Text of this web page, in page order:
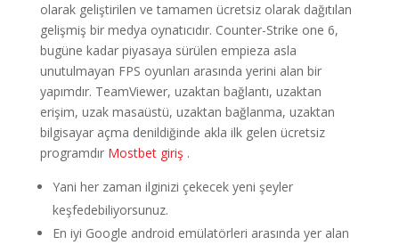
olarak geliştirilen ve tamamen ücretsiz olarak dağıtılan
gelişmiş bir medya oynatıcıdır. Counter-Strike one 6,
bugüne kadar piyasaya sürülen empieza asla
unutulmayan FPS oyunları arasında yerini alan bir
yapımdır. TeamViewer, uzaktan bağlantı, uzaktan
erişim, uzak masaüstü, uzaktan bağlanma, uzaktan
bilgisayar açma denildiğinde akla ilk gelen ücretsiz
programdır Mostbet giriş .
Yani her zaman ilginizi çekecek yeni şeyler
keşfedebiliyorsunuz.
En iyi Google android emülatörleri arasında yer alan